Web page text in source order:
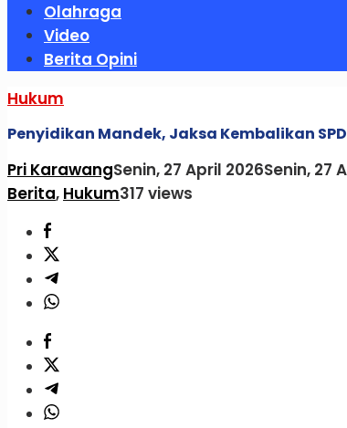
Olahraga
Video
Berita Opini
Hukum
Penyidikan Mandek, Jaksa Kembalikan
Pri KarawangSenin, 27 April 2026Senin, 27
Berita, Hukum317 views